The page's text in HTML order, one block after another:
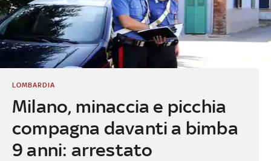
Milano, minaccia e picchia
compagna davanti a bimba
9 anni: arrestato
LOMBARDIA